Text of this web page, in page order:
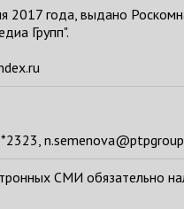
года, выдано
Групп".
СМИ обязательно